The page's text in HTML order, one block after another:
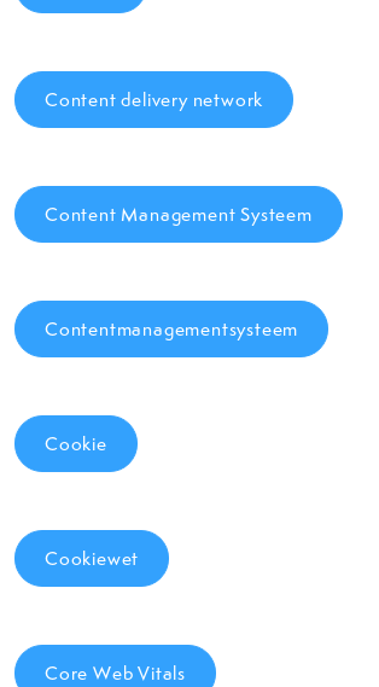
Content delivery network
Content Management Systeem
Contentmanagementsysteem
Cookie
Cookiewet
Core Web Vitals